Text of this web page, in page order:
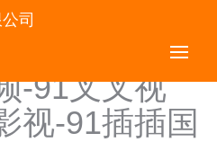
91草草草-91
人网站-91视
-91叉叉视
视-91插插国
司